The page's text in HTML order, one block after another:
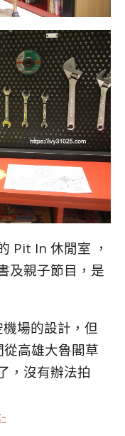
Pit In 休閒室 ，
及親子節目，是
場的設計，但
高雄大魯閣草
，沒有辦法拍